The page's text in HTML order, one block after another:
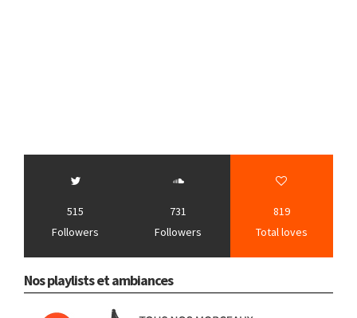
515
Followers
731
Followers
819
Total loves
Nos playlists et ambiances